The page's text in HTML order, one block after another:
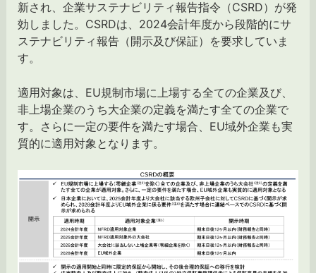
新され、企業サステナビリティ報告指令（CSRD）が発
効しました。CSRDは、2024会計年度から段階的にサ
ステナビリティ報告（開示及び保証）を要求していま
す。
適用対象は、EU規制市場に上場する全ての企業及び、
非上場企業のうち大企業の定義を満たす全ての企業で
す。さらに一定の要件を満たす場合、EU域外企業も実
質的に適用対象となります。